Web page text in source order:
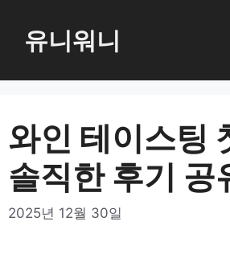
로
뛰
기
유니워니
와인 테이스팅
솔직한 후기 공
2025년 12월 30일